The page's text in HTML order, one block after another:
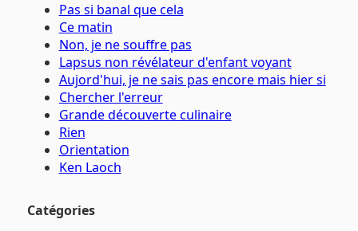
Pas si banal que cela
Ce matin
Non, je ne souffre pas
Lapsus non révélateur d'enfant voyant
Aujord'hui, je ne sais pas encore mais hier si
Chercher l'erreur
Grande découverte culinaire
Rien
Orientation
Ken Laoch
Catégories